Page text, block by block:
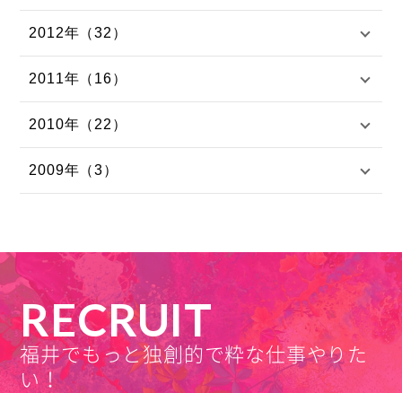
2012年（32）
2011年（16）
2010年（22）
2009年（3）
RECRUIT
福井でもっと独創的で粋な仕事やりた
い！